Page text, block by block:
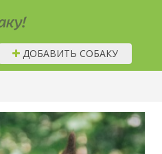
ДОБАВИТЬ СОБАКУ